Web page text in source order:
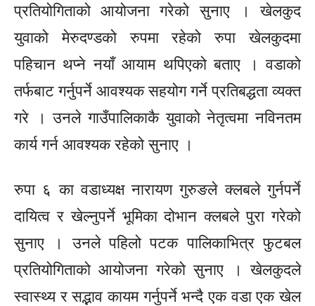
प्रतियोगिताको आयोजना गरेको सुनाए । खेलकुद
युवाको मेरुदण्डको रुपमा रहेको रुपा खेलकुदमा
पहिचान थप्ने नयाँ आयाम थपिएको बताए । वडाको
तर्फबाट गर्नुपर्ने आवश्यक सहयोग गर्ने प्रतिबद्धता व्यक्त
गरे । उनले गाउँपालिकाकै युवाको नेतृत्वमा नविनतम
कार्य गर्न आवश्यक रहेको सुनाए ।
रुपा ६ का वडाध्यक्ष नारायण गुरुङले क्लबले गुर्नपर्ने
दायित्व र खेल्नुपर्ने भूमिका दोभान क्लबले पुरा गरेको
सुनाए । उनले पहिलो पटक पालिकाभित्र फुटबल
प्रतियोगिताको आयोजना गरेको सुनाए । खेलकुदले
स्वास्थ्य र सद्भाव कायम गर्नुपर्ने भन्दै एक वडा एक खेल